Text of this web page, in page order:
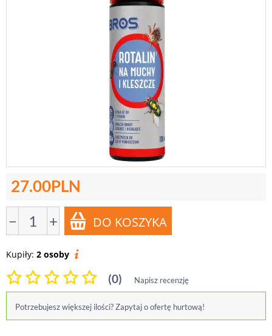
27.00PLN
− +
Kupiły: 2 osoby
(0) Napisz recenzję
Potrzebujesz większej ilości? Zapytaj o ofertę hurtową!